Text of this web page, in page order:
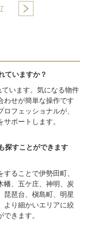
ていますか？
います。気になる物件
わせが簡単な操作です
フェッショナルが、
ポートします。
探すことができます
ることで伊勢田町、
幡、五ケ庄、神明、炭
琵琶台、槇島町、明星
より細かいエリアに絞
きます。